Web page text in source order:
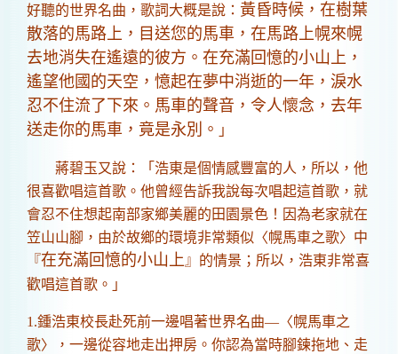
好聽的世界名曲，歌詞大概是說： 黃昏時候，在樹葉
散落的馬路上，目送您的馬車，在馬路上幌來幌
去地消失在遙遠的彼方。在充滿回憶的小山上，
遙望他國的天空，憶起在夢中消逝的一年，淚水
忍不住流了下來。馬車的聲音，令人懷念，去年
送走你的馬車，竟是永別。 」
蔣碧玉又說：「浩東是個情感豐富的人，所以，他
很喜歡唱這首歌。他曾經告訴我說每次唱起這首歌，就
會忍不住想起南部家鄉美麗的田園景色！因為老家就在
笠山山腳，由於故鄉的環境非常類似〈幌馬車之歌〉中
『在充滿回憶的小山上 』的情景；所以，浩東非常喜
歡唱這首歌。」
1.鍾浩東校長赴死前一邊唱著世界名曲—〈幌馬車之
歌〉，一邊從容地走出押房。你認為當時腳鍊拖地、走